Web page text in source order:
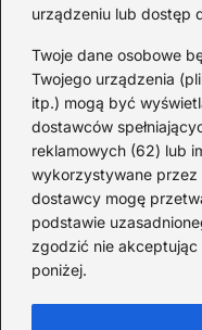
urządzeniu lub dostęp
Twoje dane osobowe
Twojego urządzenia
itp.) mogą być
dostawców
reklamowych (62) lub
wykorzystywane
dostawcy mogę
podstawie
zgodzić nie
poniżej.